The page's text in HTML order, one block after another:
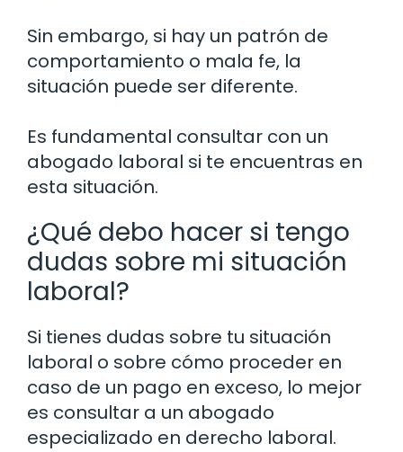
Sin embargo, si hay un patrón de
comportamiento o mala fe, la
situación puede ser diferente.
Es fundamental consultar con un
abogado laboral si te encuentras en
esta situación.
¿Qué debo hacer si tengo
dudas sobre mi situación
laboral?
Si tienes dudas sobre tu situación
laboral o sobre cómo proceder en
caso de un pago en exceso, lo mejor
es consultar a un abogado
especializado en derecho laboral.